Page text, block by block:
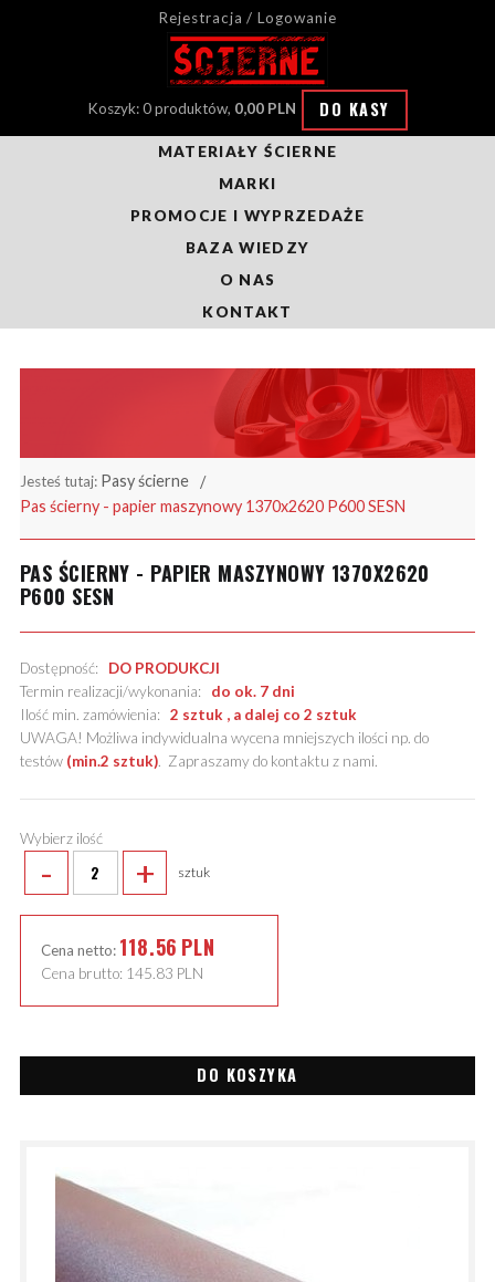
Rejestracja / Logowanie
Koszyk: 0 produktów, 0,00 PLN DO KASY
MATERIAŁY ŚCIERNE
MARKI
PROMOCJE I WYPRZEDAŻE
BAZA WIEDZY
O NAS
KONTAKT
Jesteś tutaj: Pasy ścierne
Pas ścierny - papier maszynowy 1370x2620 P600 SESN
PAS ŚCIERNY - PAPIER MASZYNOWY 1370X2620
P600 SESN
Dostępność: DO PRODUKCJI
Termin realizacji/wykonania: do ok. 7 dni
Ilość min. zamówienia: 2 sztuk , a dalej co 2 sztuk
UWAGA! Możliwa indywidualna wycena mniejszych ilości np. do
testów (min.2 sztuk). Zapraszamy do kontaktu z nami.
Wybierz ilość
- + sztuk
Cena netto: 118.56 PLN
Cena brutto: 145.83 PLN
DO KOSZYKA